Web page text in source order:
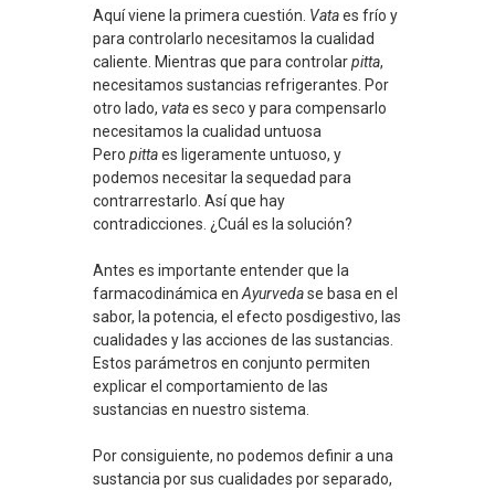
Aquí viene la primera cuestión. Vataes frío y
para controlarlo necesitamos la cualidad
caliente. Mientras que para controlarpitta,
necesitamos sustancias refrigerantes. Por
otro lado, vataes seco y para compensarlo
necesitamos la cualidad untuosa
Pero pittaes ligeramente untuoso, y
podemos necesitar la sequedad para
contrarrestarlo. Así que hay
contradicciones. ¿Cuál es la solución?
Antes es importante entender que la
farmacodinámica en Ayurvedase basa en el
sabor, la potencia, el efecto posdigestivo, las
cualidades y las acciones de las sustancias.
Estos parámetros en conjunto permiten
explicar el comportamiento de las
sustancias en nuestro sistema.
Por consiguiente, no podemos definir a una
sustancia por sus cualidades por separado,